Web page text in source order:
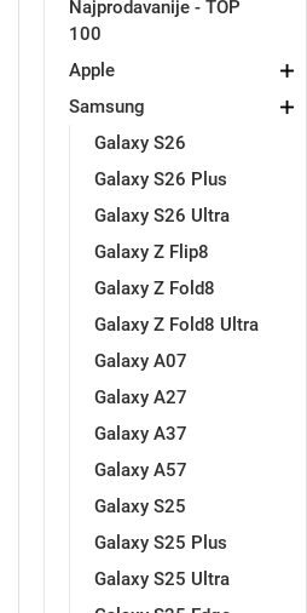
Najprodavanije - TOP
100
Apple
Samsung
Galaxy S26
Galaxy S26 Plus
Galaxy S26 Ultra
Galaxy Z Flip8
Galaxy Z Fold8
Galaxy Z Fold8 Ultra
Galaxy A07
Galaxy A27
Galaxy A37
Galaxy A57
Galaxy S25
Galaxy S25 Plus
Galaxy S25 Ultra
Babe
Croatos
Gym
Samsung
Punjači za mobitel
Univerzalno kaljeno staklo
Samsung
Sony
Držači za romobil
Ostali držači
USB kablovi
AUX kablovi
FM Transmitteri